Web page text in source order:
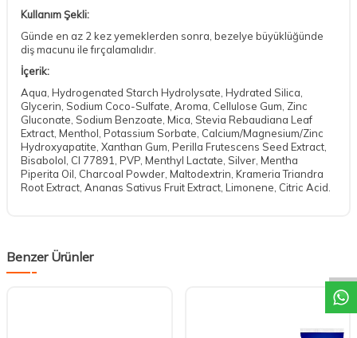
Kullanım Şekli:
Günde en az 2 kez yemeklerden sonra, bezelye büyüklüğünde
diş macunu ile fırçalamalıdır.
İçerik:
Aqua, Hydrogenated Starch Hydrolysate, Hydrated Silica,
Glycerin, Sodium Coco-Sulfate, Aroma, Cellulose Gum, Zinc
Gluconate, Sodium Benzoate, Mica, Stevia Rebaudiana Leaf
Extract, Menthol, Potassium Sorbate, Calcium/Magnesium/Zinc
Hydroxyapatite, Xanthan Gum, Perilla Frutescens Seed Extract,
Bisabolol, CI 77891, PVP, Menthyl Lactate, Silver, Mentha
Piperita Oil, Charcoal Powder, Maltodextrin, Krameria Triandra
Root Extract, Ananas Sativus Fruit Extract, Limonene, Citric Acid.
Benzer Ürünler